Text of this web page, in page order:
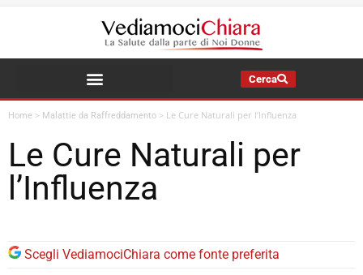
Cerca
Home > Malattie da Raffreddamento > Le Cure Naturali per l’Influenza
Le Cure Naturali per
l’Influenza
Scegli VediamociChiara come fonte preferita